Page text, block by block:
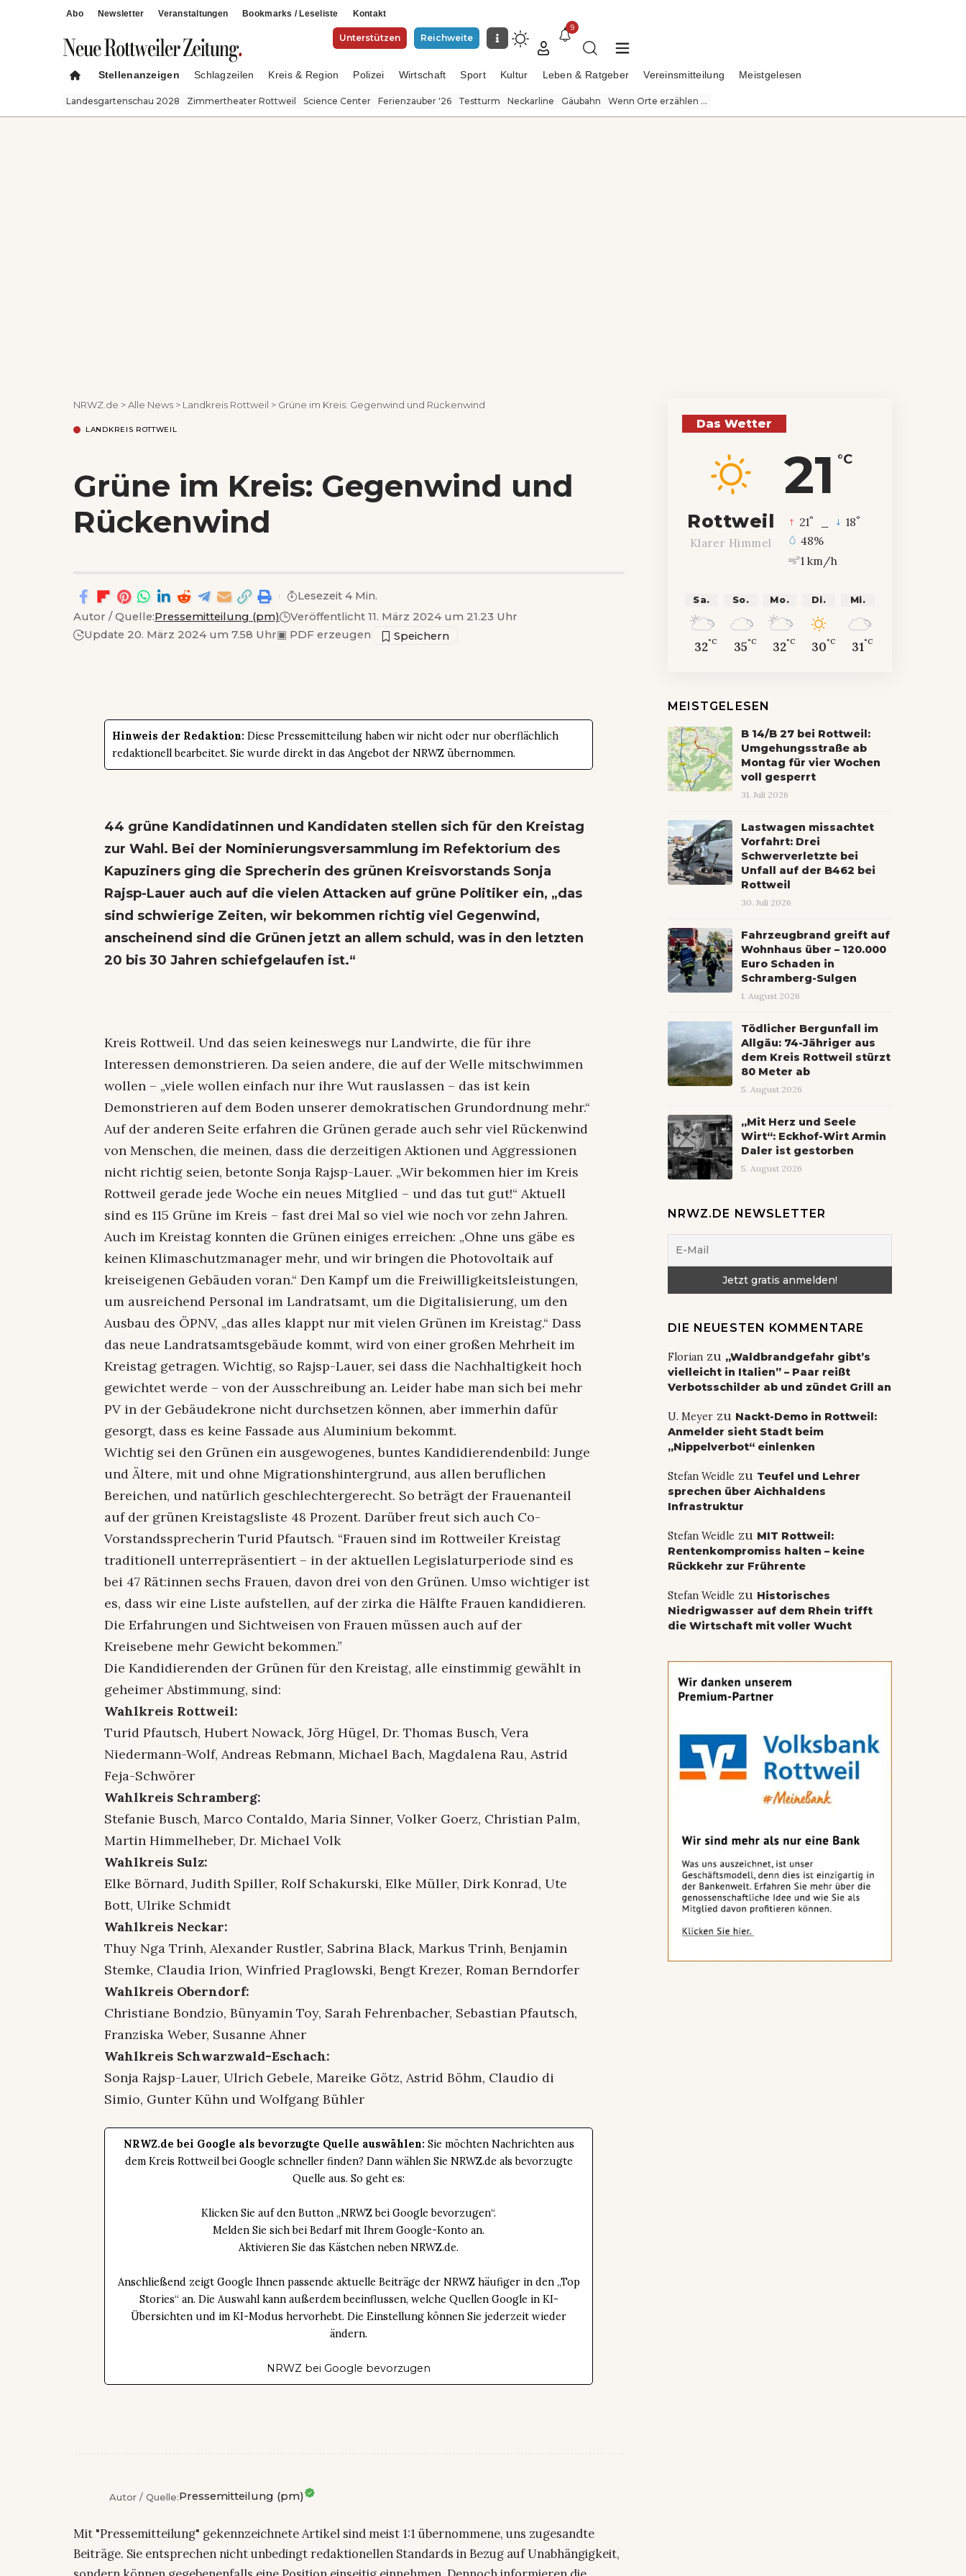
Abo Newsletter Veranstaltungen Bookmarks / Leseliste Kontakt
Unterstützen Reichweite
9
Stellenanzeigen Schlagzeilen Kreis & Region Polizei Wirtschaft Sport Kultur Leben & Ratgeber Vereinsmitteilung Meistgelesen
Landesgartenschau 2028 Zimmertheater Rottweil Science Center Ferienzauber '26 Testturm Neckarline Gäubahn Wenn Orte erzählen ...
NRWZ.de >Alle News > Landkreis Rottweil > Grüne im Kreis: Gegenwind und Rückenwind
LANDKREIS ROTTWEIL
Grüne im Kreis: Gegenwind und
Rückenwind
Autor / Quelle:Pressemitteilung (pm)
Veröffentlicht 11. März 2024 um 21.23 Uhr
Update 20. März 2024 um 7.58 Uhr▣ PDF erzeugen
Lesezeit 4 Min.
Hinweis der Redaktion: Diese Pressemitteilung haben wir nicht oder nur oberflächlich
redaktionell bearbeitet. Sie wurde direkt in das Angebot der NRWZ übernommen.
44 grüne Kandidatinnen und Kandidaten stellen sich für den Kreistag
zur Wahl. Bei der Nominierungsversammlung im Refektorium des
Kapuziners ging die Sprecherin des grünen Kreisvorstands Sonja
Rajsp-Lauer auch auf die vielen Attacken auf grüne Politiker ein, „das
sind schwierige Zeiten, wir bekommen richtig viel Gegenwind,
anscheinend sind die Grünen jetzt an allem schuld, was in den letzten
20 bis 30 Jahren schiefgelaufen ist.“
Kreis Rottweil. Und das seien keineswegs nur Landwirte, die für ihre
Interessen demonstrieren. Da seien andere, die auf der Welle mitschwimmen
wollen – „viele wollen einfach nur ihre Wut rauslassen – das ist kein
Demonstrieren auf dem Boden unserer demokratischen Grundordnung mehr.“
Auf der anderen Seite erfahren die Grünen gerade auch sehr viel Rückenwind
von Menschen, die meinen, dass die derzeitigen Aktionen und Aggressionen
nicht richtig seien, betonte Sonja Rajsp-Lauer. „Wir bekommen hier im Kreis
Rottweil gerade jede Woche ein neues Mitglied – und das tut gut!“ Aktuell
sind es 115 Grüne im Kreis – fast drei Mal so viel wie noch vor zehn Jahren.
Auch im Kreistag konnten die Grünen einiges erreichen: „Ohne uns gäbe es
keinen Klimaschutzmanager mehr, und wir bringen die Photovoltaik auf
kreiseigenen Gebäuden voran.“ Den Kampf um die Freiwilligkeitsleistungen,
um ausreichend Personal im Landratsamt, um die Digitalisierung, um den
Ausbau des ÖPNV, „das alles klappt nur mit vielen Grünen im Kreistag.“ Dass
das neue Landratsamtsgebäude kommt, wird von einer großen Mehrheit im
Kreistag getragen. Wichtig, so Rajsp-Lauer, sei dass die Nachhaltigkeit hoch
gewichtet werde – von der Ausschreibung an. Leider habe man sich bei mehr
PV in der Gebäudekrone nicht durchsetzen können, aber immerhin dafür
gesorgt, dass es keine Fassade aus Aluminium bekommt.
Wichtig sei den Grünen ein ausgewogenes, buntes Kandidierendenbild: Junge
und Ältere, mit und ohne Migrationshintergrund, aus allen beruflichen
Bereichen, und natürlich geschlechtergerecht. So beträgt der Frauenanteil
auf der grünen Kreistagsliste 48 Prozent. Darüber freut sich auch Co-
Vorstandssprecherin Turid Pfautsch. “Frauen sind im Rottweiler Kreistag
traditionell unterrepräsentiert – in der aktuellen Legislaturperiode sind es
bei 47 Rät:innen sechs Frauen, davon drei von den Grünen. Umso wichtiger ist
es, dass wir eine Liste aufstellen, auf der zirka die Hälfte Frauen kandidieren.
Die Erfahrungen und Sichtweisen von Frauen müssen auch auf der
Kreisebene mehr Gewicht bekommen.”
Die Kandidierenden der Grünen für den Kreistag, alle einstimmig gewählt in
geheimer Abstimmung, sind:
Wahlkreis Rottweil:
Turid Pfautsch, Hubert Nowack, Jörg Hügel, Dr. Thomas Busch, Vera
Niedermann-Wolf, Andreas Rebmann, Michael Bach, Magdalena Rau, Astrid
Feja-Schwörer
Wahlkreis Schramberg:
Stefanie Busch, Marco Contaldo, Maria Sinner, Volker Goerz, Christian Palm,
Martin Himmelheber, Dr. Michael Volk
Wahlkreis Sulz:
Elke Börnard, Judith Spiller, Rolf Schakurski, Elke Müller, Dirk Konrad, Ute
Bott, Ulrike Schmidt
Wahlkreis Neckar:
Thuy Nga Trinh, Alexander Rustler, Sabrina Black, Markus Trinh, Benjamin
Stemke, Claudia Irion, Winfried Praglowski, Bengt Krezer, Roman Berndorfer
Wahlkreis Oberndorf:
Christiane Bondzio, Bünyamin Toy, Sarah Fehrenbacher, Sebastian Pfautsch,
Franziska Weber, Susanne Ahner
Wahlkreis Schwarzwald-Eschach:
Sonja Rajsp-Lauer, Ulrich Gebele, Mareike Götz, Astrid Böhm, Claudio di
Simio, Gunter Kühn und Wolfgang Bühler
NRWZ.de bei Google als bevorzugte Quelle auswählen: Sie möchten Nachrichten aus
dem Kreis Rottweil bei Google schneller finden? Dann wählen Sie NRWZ.de als bevorzugte
Quelle aus. So geht es:
Klicken Sie auf den Button „NRWZ bei Google bevorzugen“.
Melden Sie sich bei Bedarf mit Ihrem Google-Konto an.
Aktivieren Sie das Kästchen neben NRWZ.de.
Anschließend zeigt Google Ihnen passende aktuelle Beiträge der NRWZ häufiger in den „Top
Stories“ an. Die Auswahl kann außerdem beeinflussen, welche Quellen Google in KI-
Übersichten und im KI-Modus hervorhebt. Die Einstellung können Sie jederzeit wieder
ändern.
NRWZ bei Google bevorzugen
Autor / Quelle:Pressemitteilung (pm)
Mit "Pressemitteilung" gekennzeichnete Artikel sind meist 1:1 übernommene, uns zugesandte
Beiträge. Sie entsprechen nicht unbedingt redaktionellen Standards in Bezug auf Unabhängigkeit,
Das Wetter
21 °C
Rottweil
Klarer Himmel
21° 18°
48%
1 km/h
Sa.
32°C
So.
35°C
Mo.
32°C
Di.
30°C
Mi.
31°C
MEISTGELESEN
B 14/B 27 bei Rottweil:
Umgehungsstraße ab
Montag für vier Wochen
voll gesperrt
31. Juli 2026
Lastwagen missachtet
Vorfahrt: Drei
Schwerverletzte bei
Unfall auf der B462 bei
Rottweil
30. Juli 2026
Fahrzeugbrand greift auf
Wohnhaus über – 120.000
Euro Schaden in
Schramberg-Sulgen
1. August 2026
Tödlicher Bergunfall im
Allgäu: 74-Jähriger aus
dem Kreis Rottweil stürzt
80 Meter ab
5. August 2026
„Mit Herz und Seele
Wirt“: Eckhof-Wirt Armin
Daler ist gestorben
5. August 2026
NRWZ.DE NEWSLETTER
DIE NEUESTEN KOMMENTARE
Florianzu „Waldbrandgefahr gibt’s
vielleicht in Italien” – Paar reißt
Verbotsschilder ab und zündet Grill an
U. Meyerzu Nackt-Demo in Rottweil:
Anmelder sieht Stadt beim
„Nippelverbot“ einlenken
Stefan Weidle zu Teufel und Lehrer
sprechen über Aichhaldens
Infrastruktur
Stefan Weidle zu MIT Rottweil:
Rentenkompromiss halten – keine
Rückkehr zur Frührente
Stefan Weidle zu Historisches
Niedrigwasser auf dem Rhein trifft
die Wirtschaft mit voller Wucht